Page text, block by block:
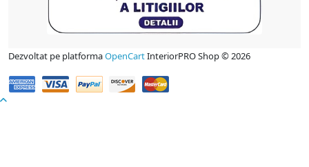
Dezvoltat pe platformaOpenCartInteriorPRO Shop © 2026